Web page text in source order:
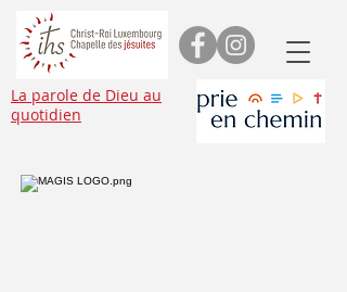
La parole de Dieu au
quotidien